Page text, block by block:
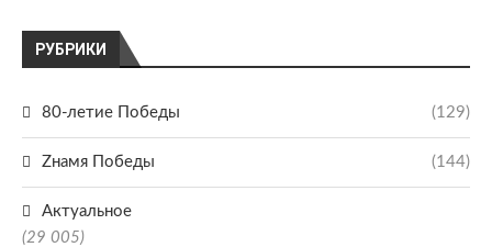
РУБРИКИ
80-летие Победы (129)
Zнамя Победы (144)
Актуальное
(29 005)